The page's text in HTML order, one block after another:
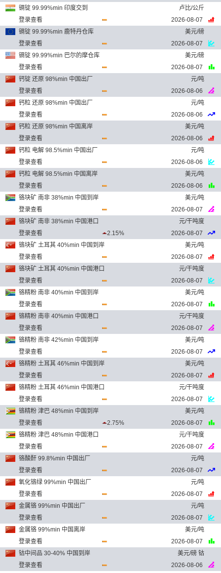
镉锭 99.99%min 印度交到
卢比/公斤
登录查看
2026-08-07
镉锭 99.99%min 鹿特丹仓库
美元/磅
登录查看
2026-08-07
镉锭 99.99%min 巴尔的摩仓库
美元/磅
登录查看
2026-08-07
钙锭 还原 98%min 中国出厂
元/吨
登录查看
2026-08-06
钙粒 还原 98%min 中国出厂
元/吨
登录查看
2026-08-06
钙粒 还原 98%min 中国离岸
美元/吨
登录查看
2026-08-06
钙粒 电解 98.5%min 中国出厂
元/吨
登录查看
2026-08-06
钙粒 电解 98.5%min 中国离岸
美元/吨
登录查看
2026-08-06
铬块矿 南非 38%min 中国到岸
美元/吨
登录查看
2026-08-07
铬块矿 南非 38%min 中国港口
元/干吨度
登录查看
2.15%
2026-08-07
铬块矿 土耳其 40%min 中国到岸
美元/吨
登录查看
2026-08-07
铬块矿 土耳其 40%min 中国港口
元/干吨度
登录查看
2026-08-07
铬精粉 南非 40%min 中国到岸
美元/吨
登录查看
2026-08-07
铬精粉 南非 40%min 中国港口
元/干吨度
登录查看
2026-08-07
铬精粉 南非 42%min 中国到岸
美元/吨
登录查看
2026-08-07
铬精粉 土耳其 46%min 中国到岸
美元/吨
登录查看
2026-08-07
铬精粉 土耳其 46%min 中国港口
元/干吨度
登录查看
2026-08-07
铬精粉 津巴 48%min 中国到岸
美元/吨
登录查看
2.75%
2026-08-07
铬精粉 津巴 48%min 中国港口
元/干吨度
登录查看
2026-08-07
铬酸酐 99.8%min 中国出厂
元/吨
登录查看
2026-08-07
氧化铬绿 99%min 中国出厂
元/吨
登录查看
2026-08-07
金属铬 99%min 中国出厂
元/吨
登录查看
2026-08-07
金属铬 99%min 中国离岸
美元/吨
登录查看
2026-08-07
钴中间品 30-40% 中国到岸
美元/磅 钴
登录查看
2026-08-06